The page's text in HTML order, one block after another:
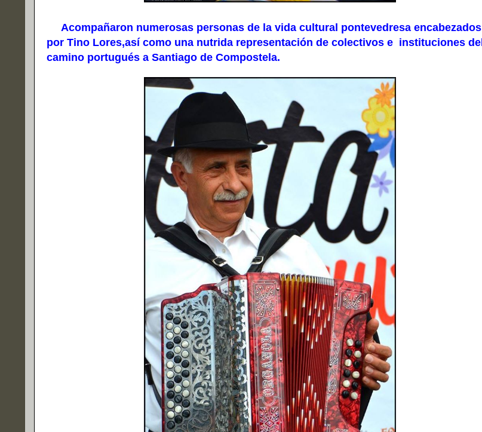
Acompañaron numerosas personas de la vida cultural pontevedresa encabezados
por Tino Lores,así como una nutrida representación de colectivos e instituciones del
camino portugués a Santiago de Compostela.